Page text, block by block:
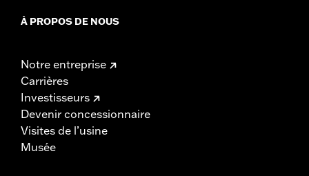
À PROPOS DE NOUS
Notre entreprise
Carrières
Investisseurs
Devenir concessionnaire
Visites de l’usine
Musée